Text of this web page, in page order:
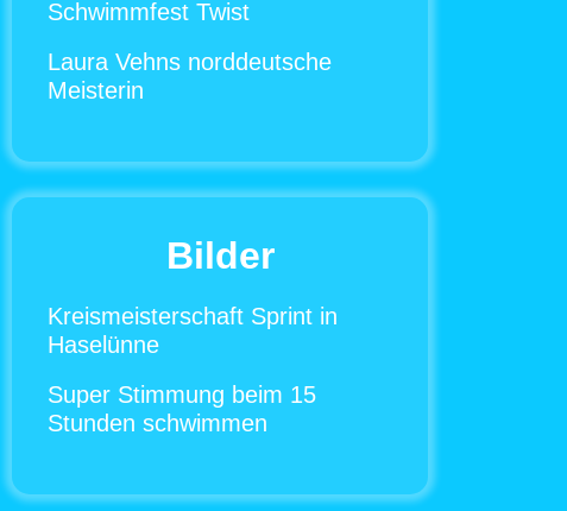
Schwimmfest Twist
Laura Vehns norddeutsche
Meisterin
Bilder
Kreismeisterschaft Sprint in
Haselünne
Super Stimmung beim 15
Stunden schwimmen